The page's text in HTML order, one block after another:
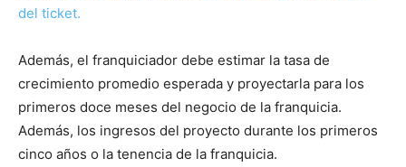
del ticket.
Además, el franquiciador debe estimar la tasa de
crecimiento promedio esperada y proyectarla para los
primeros doce meses del negocio de la franquicia.
Además, los ingresos del proyecto durante los primeros
cinco años o la tenencia de la franquicia.